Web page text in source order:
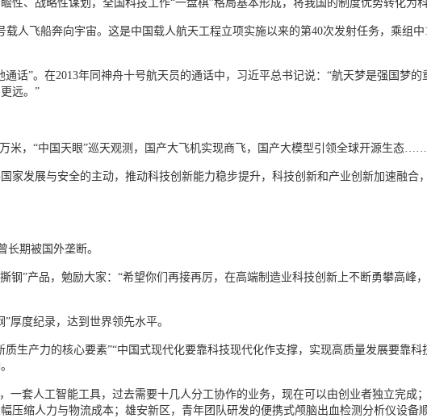
性、战略性谋划，全国科技工作“一盘棋”格局基本形成，将我国的制度优势转化为
人飞船奔向宇宙。这是中国载人航天工程立项实施以来的第40次发射任务，乘组中
话”。在2013年同神舟十号航天员的通话中，习近平总书记说：“航天梦是强国梦的
远。”
米，“中国天眼”巡天观测，国产大飞机实现商飞，国产大模型引领全球开源生态……
家发展与安全的主动，推动科技创新能力稳步提升，科技创新和产业创新加速融合
长期被国外垄断。
钢”产品，勉励大家：“希望你们再接再厉，在高端制造业科技创新上不断勇攀高峰
厚度纪录，达到世界领先水平。
生产力的核心要素”“中国式现代化要靠科技现代化作支撑，实现高质量发展要靠
一套人工智能工具，过去需要十几人分工协作的业务，现在可以由创业者独立完成
压缩人力与物流成本；雄安新区，青年团队研发的便携式颅脑出血检测分析仪设备